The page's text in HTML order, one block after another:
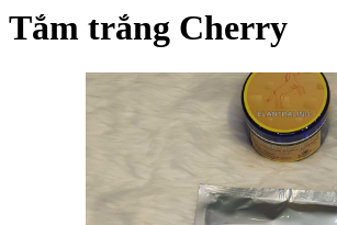
Tắm trắng Cherry